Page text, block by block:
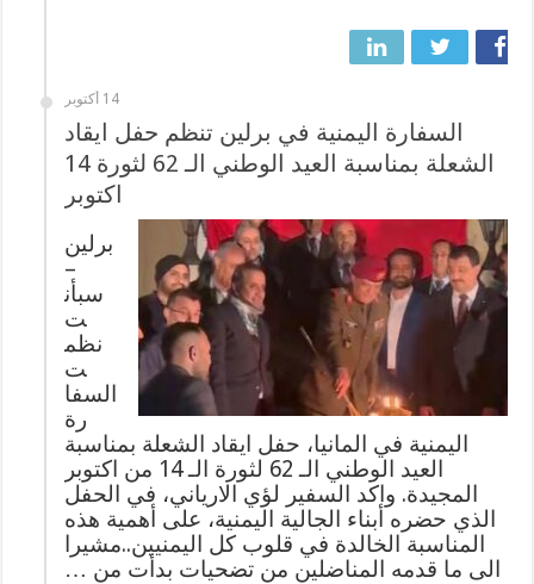
14 أكتوبر
السفارة اليمنية في برلين تنظم حفل ايقاد
الشعلة بمناسبة العيد الوطني الـ 62 لثورة 14
اكتوبر
برلين
–
سبأن
ت
نظم
ت
السفا
رة
اليمنية في المانيا، حفل ايقاد الشعلة بمناسبة
العيد الوطني الـ 62 لثورة الـ 14 من اكتوبر
المجيدة. واكد السفير لؤي الارياني، في الحفل
الذي حضره أبناء الجالية اليمنية، على أهمية هذه
المناسبة الخالدة في قلوب كل اليمنيين..مشيرا
الى ما قدمه المناضلين من تضحيات بدأت من …